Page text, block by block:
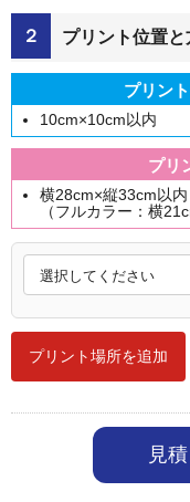
２ プリント位置と
プリン
10cm×10cm以内
プリ
横28cm×縦33cm以内
（フルカラー：横
プリント場所を追加
見